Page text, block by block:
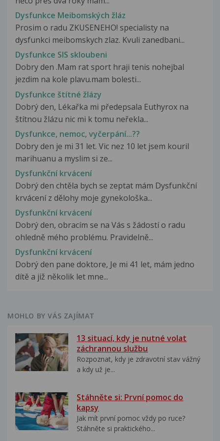
Dysfunkce Meibomských žláz
Prosim o radu ZKUSENEHO! specialisty na
dysfunkci meibomskych zlaz. Kvuli zanedbani...
Dysfunkce SIS skloubeni
Dobry den .Mam rat sport hraji tenis nohejbal
jezdim na kole plavu.mam bolesti...
Dysfunkce štítné žlázy
Dobrý den, Lékařka mi předepsala Euthyrox na
štítnou žlázu nic mi k tomu neřekla...
Dysfunkce, nemoc, vyčerpání...??
Dobry den je mi 31 let. Vic nez 10 let jsem kouril
marihuanu a myslim si ze...
Dysfunkční krvácení
Dobrý den chtěla bych se zeptat mám Dysfunkční
krvácení z dělohy moje gynekološka...
Dysfunkční krvácení
Dobrý den, obracím se na Vás s žádostí o radu
ohledně mého problému. Pravidelně...
Dysfunkční krvácení
Dobrý den pane doktore, Je mi 41 let, mám jedno
dítě a již několik let mne...
MOHLO BY VÁS ZAJÍMAT
13 situací, kdy je nutné volat
záchrannou službu
Rozpoznat, kdy je zdravotní stav vážný
a kdy už je...
Stáhněte si: První pomoc do
kapsy
Jak mít první pomoc vždy po ruce?
Stáhněte si praktického...